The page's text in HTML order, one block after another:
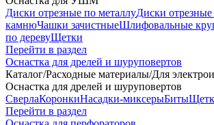
Диски отрезные по металлуДиски
камнюЧашки зачистныеШлифовальные
по деревуЩетки
Перейти в раздел
Оснастка для дрелей и шуруповертов
Каталог/Расходные материалы/Для
Оснастка для дрелей и шуруповертов
СверлаКоронкиНасадки-миксерыБиты
Перейти в раздел